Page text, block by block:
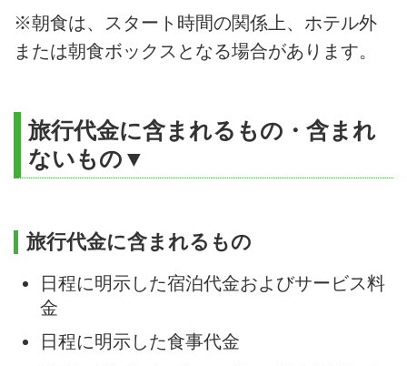
※朝食は、スタート時間の関係上、ホテル外
または朝食ボックスとなる場合があります。
旅行代金に含まれるもの・含まれ
ないもの▼
旅行代金に含まれるもの
日程に明示した宿泊代金およびサービス料
金
日程に明示した食事代金